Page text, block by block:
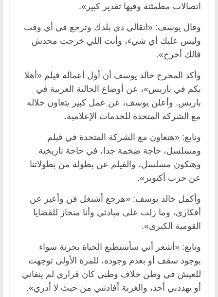
اتصالات مطمئنة وفيها تقدير كبير».
وقال يوسف: «اتقالي دي بلدك وترجع في أي وقت
وليس عليك أي شيء، وأنت اللي خرجت محدش
قالك أخرج».
وأكد المخرج خالد يوسف أن أول أعماله فيلم «أهلا
بكم في باريس»، عن أوضاع الجالية العربية في
باريس. وأعلن يوسف، عن عمل كبير يتعاون خلاله
مع الشركة المتحدة للخدمات الإعلامية.
وتابع: «هتعاون مع الشركة المتحدة في فيلم
ومسلسل، حاجة ضخمة جدا، في حاجة تاريخية
وهتكون مسلسل، والفيلم عن بطولة من بطولاتنا
عن حرب أكتوبر».
وأكمل خالد يوسف: «هرجع أشتغل فن وأعبر عن
أفكاري، وما زلت على مبادئي وأنا منحاز للقضايا
القومية الكبرى».
وتابع: «أشعر أني سأستطيع الحياة بحرية سواء
بوجود سقف أو بعدم وجوده، للمرة الأولى توجهت
للعيش في وطن خلاف وطني كان قراري لم ينفاني
أو يهددني أحد، والغربة أفادتني من حيث لا أدري».